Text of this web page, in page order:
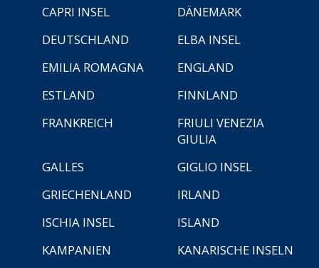
CAPRI INSEL
DÄNEMARK
DEUTSCHLAND
ELBA INSEL
EMILIA ROMAGNA
ENGLAND
ESTLAND
FINNLAND
FRANKREICH
FRIULI VENEZIA
GIULIA
GALLES
GIGLIO INSEL
GRIECHENLAND
IRLAND
ISCHIA INSEL
ISLAND
KAMPANIEN
KANARISCHE INSELN